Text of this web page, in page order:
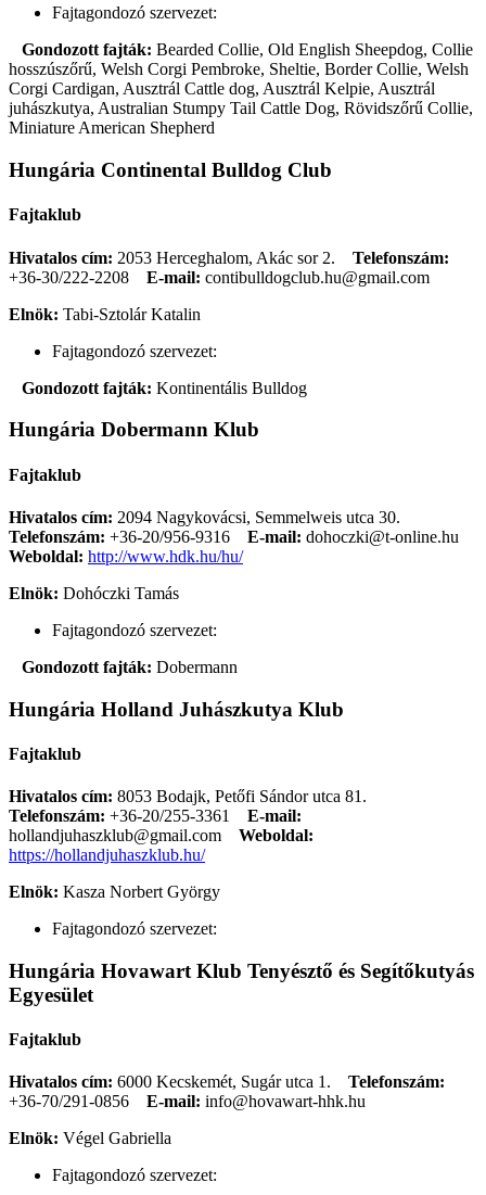
Fajtagondozó szervezet:
Gondozott fajták: Bearded Collie, Old English Sheepdog, Collie
hosszúszőrű, Welsh Corgi Pembroke, Sheltie, Border Collie, Welsh
Corgi Cardigan, Ausztrál Cattle dog, Ausztrál Kelpie, Ausztrál
juhászkutya, Australian Stumpy Tail Cattle Dog, Rövidszőrű Collie,
Miniature American Shepherd
Hungária Continental Bulldog Club
Fajtaklub
Hivatalos cím: 2053 Herceghalom, Akác sor 2. Telefonszám:
+36-30/222-2208
E-mail: contibulldogclub.hu@gmail.com
Elnök: Tabi-Sztolár Katalin
Fajtagondozó szervezet:
Gondozott fajták: Kontinentális Bulldog
Hungária Dobermann Klub
Fajtaklub
Hivatalos cím: 2094 Nagykovácsi, Semmelweis utca 30.
Telefonszám: +36-20/956-9316 E-mail: dohoczki@t-online.hu
Weboldal: http://www.hdk.hu/hu/
Elnök: Dohóczki Tamás
Fajtagondozó szervezet:
Gondozott fajták: Dobermann
Hungária Holland Juhászkutya Klub
Fajtaklub
Hivatalos cím: 8053 Bodajk, Petőfi Sándor utca 81.
Telefonszám: +36-20/255-3361
E-mail:
hollandjuhaszklub@gmail.com
Weboldal:
https://hollandjuhaszklub.hu/
Elnök: Kasza Norbert György
Fajtagondozó szervezet:
Hungária Hovawart Klub Tenyésztő és Segítőkutyás
Egyesület
Fajtaklub
Hivatalos cím: 6000 Kecskemét, Sugár utca 1. Telefonszám:
+36-70/291-0856
E-mail: info@hovawart-hhk.hu
Elnök: Végel Gabriella
Fajtagondozó szervezet: